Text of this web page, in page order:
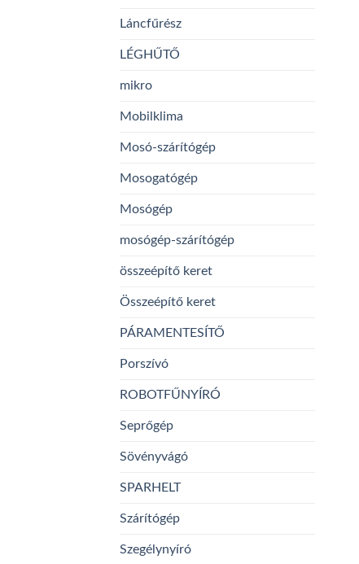
Láncfűrész
LÉGHŰTŐ
mikro
Mobilklima
Mosó-szárítógép
Mosogatógép
Mosógép
mosógép-szárítógép
összeépítő keret
Összeépítő keret
PÁRAMENTESÍTŐ
Porszívó
ROBOTFŰNYÍRÓ
Seprőgép
Sövényvágó
SPARHELT
Szárítógép
Szegélynyíró